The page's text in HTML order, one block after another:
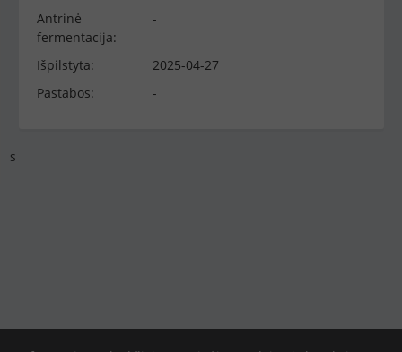
Antrinė
fermentacija:
-
Išpilstyta:
2025-04-27
Pastabos:
-
s